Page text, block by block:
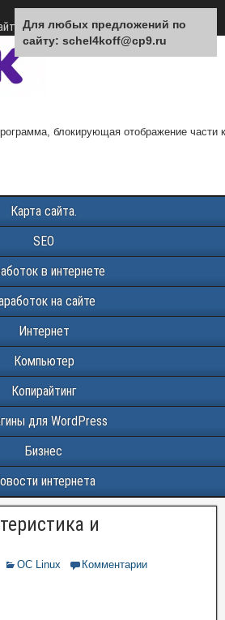
— SEO — монетизация
блокирующая отображение части
Карта сайта.
SEO
в интернете
на сайте
Интернет
Компьютер
Копирайтинг
для WordPress
Бизнес
интернета
и
ОС Linux Комментарии
Для любых предложений по
сайту: schel4koff@cp9.ru